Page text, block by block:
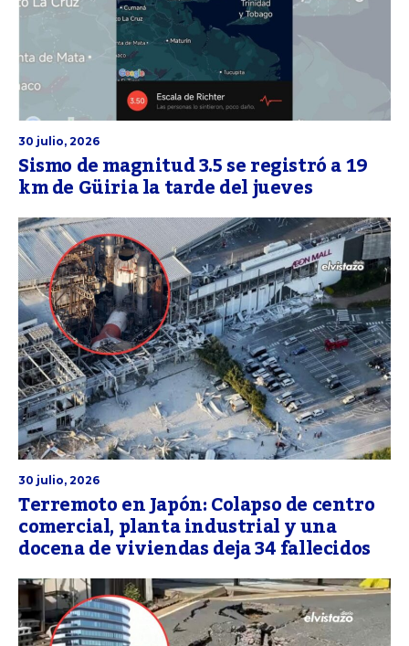
30 julio, 2026
Sismo de magnitud 3.5 se registró a 19
km de Güiria la tarde del jueves
30 julio, 2026
Terremoto en Japón: Colapso de centro
comercial, planta industrial y una
docena de viviendas deja 34 fallecidos